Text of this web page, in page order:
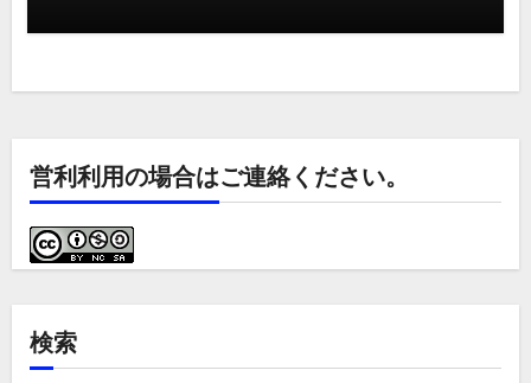
営利利用の場合はご連絡ください。
検索